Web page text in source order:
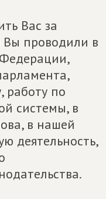
Вас за
Вы проводили в
работу по
системы, в
в нашей
деятельность,